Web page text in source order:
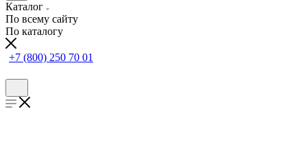
Каталог
По всему сайту
По каталогу
+7 (800) 250 70 01